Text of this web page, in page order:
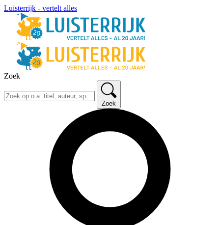
Luisterrijk - vertelt alles
Zoek
Zoek